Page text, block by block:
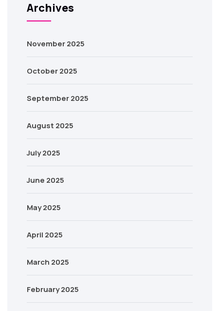
Archives
November 2025
October 2025
September 2025
August 2025
July 2025
June 2025
May 2025
April 2025
March 2025
February 2025